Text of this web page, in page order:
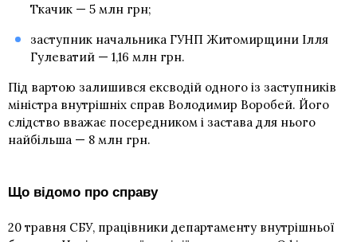
Ткачик — 5 млн грн;
заступник начальника ГУНП Житомирщини Ілля
Гулеватий — 1,16 млн грн.
Під вартою залишився ексводій одного із заступників
міністра внутрішніх справ Володимир Воробей. Його
слідство вважає посередником і застава для нього
найбільша — 8 млн грн.
Що відомо про справу
20 травня СБУ, працівники департаменту внутрішньої